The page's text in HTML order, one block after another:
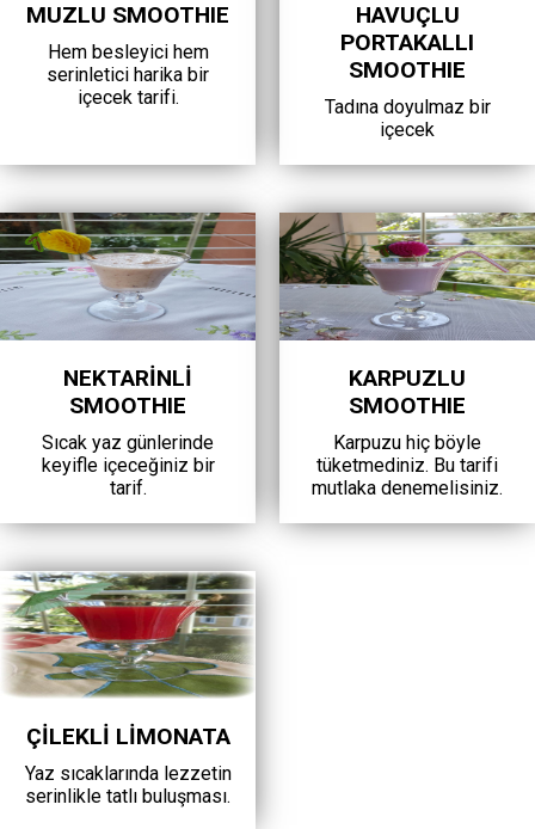
MUZLU SMOOTHIE
Hem besleyici hem
serinletici harika bir
içecek tarifi.
HAVUÇLU
PORTAKALLI
SMOOTHIE
Tadına doyulmaz bir
içecek
NEKTARİNLİ
SMOOTHIE
Sıcak yaz günlerinde
keyifle içeceğiniz bir
tarif.
KARPUZLU
SMOOTHIE
Karpuzu hiç böyle
tüketmediniz. Bu tarifi
mutlaka denemelisiniz.
ÇİLEKLİ LİMONATA
Yaz sıcaklarında lezzetin
serinlikle tatlı buluşması.